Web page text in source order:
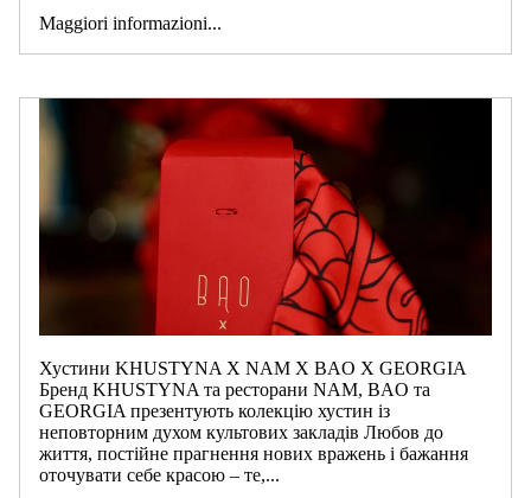
Maggiori informazioni...
Хустини KHUSTYNA X NAM X BAO X GEORGIA
Бренд KHUSTYNA та ресторани NAM, BAO та
GEORGIA презентують колекцію хустин із
неповторним духом культових закладів Любов до
життя, постійне прагнення нових вражень і бажання
оточувати себе красою – те,...